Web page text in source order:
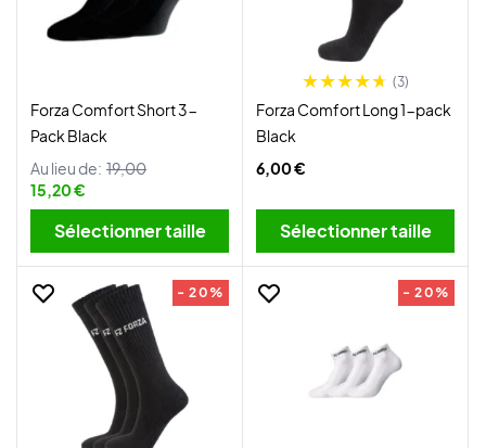
Forza Comfort Short 3-
Pack Black
Au lieu de: 19,00
15,20 €
Sélectionner taille
(3)
Forza Comfort Long 1-pack
Black
6,00 €
Sélectionner taille
- 20% - 20%